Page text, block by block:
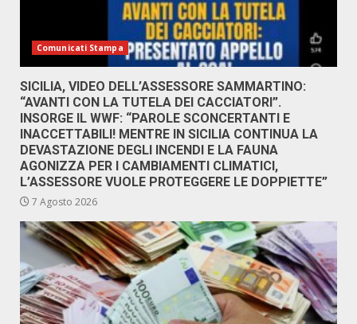
Comunicati Stampa
SICILIA, VIDEO DELL’ASSESSORE SAMMARTINO:
“AVANTI CON LA TUTELA DEI CACCIATORI”.
INSORGE IL WWF: “PAROLE SCONCERTANTI E
INACCETTABILI! MENTRE IN SICILIA CONTINUA LA
DEVASTAZIONE DEGLI INCENDI E LA FAUNA
AGONIZZA PER I CAMBIAMENTI CLIMATICI,
L’ASSESSORE VUOLE PROTEGGERE LE DOPPIETTE”
7 Agosto 2026